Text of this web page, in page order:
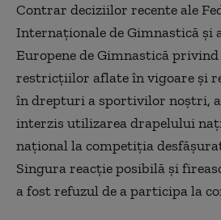
Contrar deciziilor recente ale
Internaţionale de Gimnastică şi
Europene de Gimnastică
restricţiilor aflate în vigoare şi
în drepturi a sportivilor noştri,
interzis utilizarea drapelului
naţional la competiţia
Singura reacţie posibilă şi
a fost refuzul de a participa la